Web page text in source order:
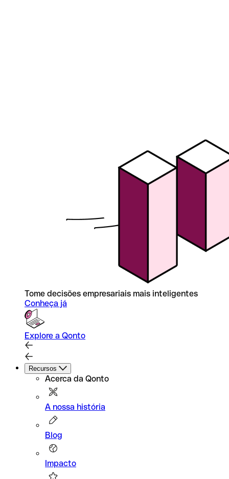
Tome decisões empresariais mais inteligentes
Conheça já
Explore a Qonto
Recursos
Acerca da Qonto
A nossa história
Blog
Impacto